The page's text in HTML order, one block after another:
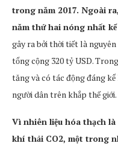
trong năm 2017. Ngoài
năm thứ hai nóng nhất
gây ra bởi thời tiết là
tổng cộng 320 tỷ USD.
tăng và có tác động đáng kể
người dân trên khắp thế giới.
Vì nhiên liệu hóa thạch
khí thải CO2, một trong